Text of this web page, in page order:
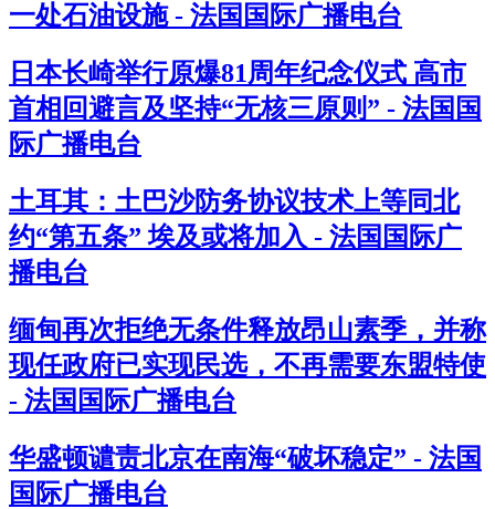
一处石油设施 - 法国国际广播电台
日本长崎举行原爆81周年纪念仪式 高市
首相回避言及坚持“无核三原则” - 法国国
际广播电台
土耳其：土巴沙防务协议技术上等同北
约“第五条” 埃及或将加入 - 法国国际广
播电台
缅甸再次拒绝无条件释放昂山素季，并称
现任政府已实现民选，不再需要东盟特使
- 法国国际广播电台
华盛顿谴责北京在南海“破坏稳定” - 法国
国际广播电台